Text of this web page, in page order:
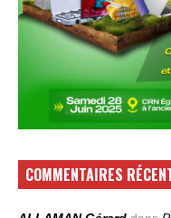
COMMENTAIRES